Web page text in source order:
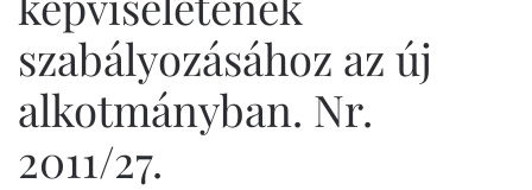
szabályozásához az új
alkotmányban. Nr.
2011/27.